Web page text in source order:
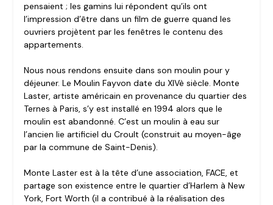
pensaient ; les gamins lui répondent qu’ils ont
l’impression d’être dans un film de guerre quand les
ouvriers projètent par les fenêtres le contenu des
appartements.
Nous nous rendons ensuite dans son moulin pour y
déjeuner. Le Moulin Fayvon date du XIVè siècle. Monte
Laster, artiste américain en provenance du quartier des
Ternes à Paris, s’y est installé en 1994 alors que le
moulin est abandonné. C’est un moulin à eau sur
l’ancien lie artificiel du Croult (construit au moyen-âge
par la commune de Saint-Denis).
Monte Laster est à la tête d’une association, FACE, et
partage son existence entre le quartier d’Harlem à New
York, Fort Worth (il a contribué à la réalisation des